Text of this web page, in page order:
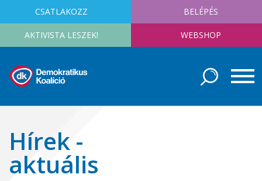
CSATLAKOZZ BELÉPÉS
AKTIVISTA LESZEK! WEBSHOP
Hírek -
aktuális